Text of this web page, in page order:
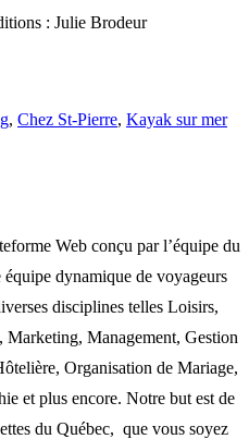
: Julie Brodeur
, Chez St-Pierre, Kayak sur mer
Web conçu par l’équipe du
dynamique de voyageurs
disciplines telles Loisirs,
Marketing, Management, Gestion
Organisation de Mariage,
et plus encore. Notre but est de
du Québec, que vous soyez